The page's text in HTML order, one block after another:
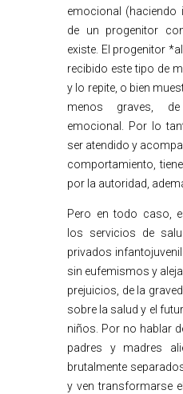
emocional (haciendo
de un progenitor
existe. El progenitor
recibido este tipo de
y lo repite, o bien
menos graves,
emocional. Por lo
ser atendido y
comportamiento,
por la autoridad,
Pero en todo caso,
los servicios de
privados
sin eufemismos y
prejuicios, de la
sobre la salud y el
niños. Por no hablar
padres y madres
brutalmente
y ven transformarse